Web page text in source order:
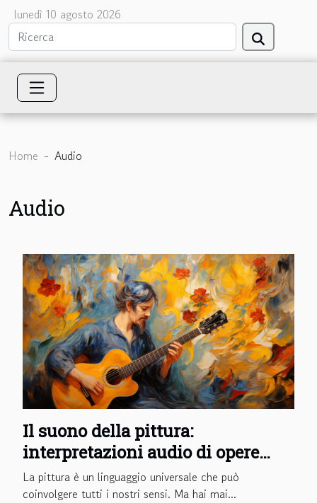
lunedì 10 agosto 2026
Home Audio
Audio
Il suono della pittura:
interpretazioni audio di opere
d'arte
La pittura è un linguaggio universale che può
coinvolgere tutti i nostri sensi. Ma hai mai...